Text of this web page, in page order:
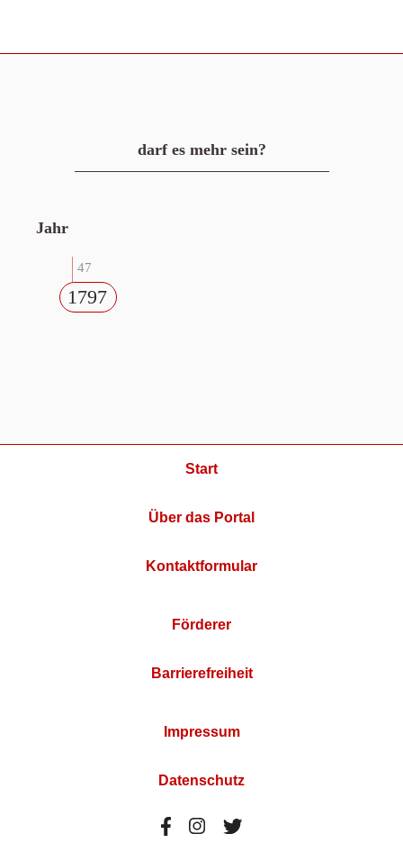
darf es mehr sein?
Jahr
47
1797
Start
Über das Portal
Kontaktformular
Förderer
Barrierefreiheit
Impressum
Datenschutz